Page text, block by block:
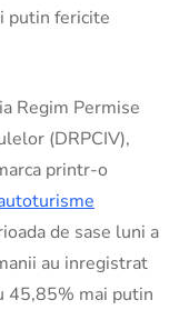
putin fericite
Regim Permise
(DRPCIV),
printr-o
de sase luni a
au inregistrat
45,85% mai putin